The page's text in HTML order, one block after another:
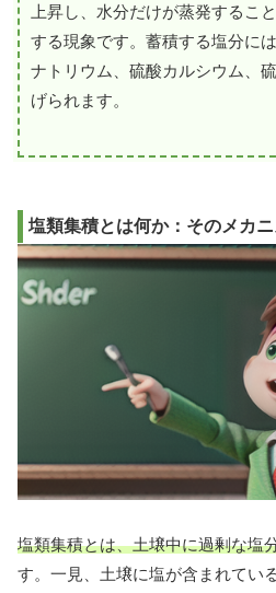
上昇し、水分だけが蒸発するこ
する現象です。蓄積する塩分に
ナトリウム、硫酸カルシウム、
げられます。
塩類集積とは何か：そのメカ
塩類集積とは、土壌中に過剰な塩
す。一見、土壌に塩が含まれてい